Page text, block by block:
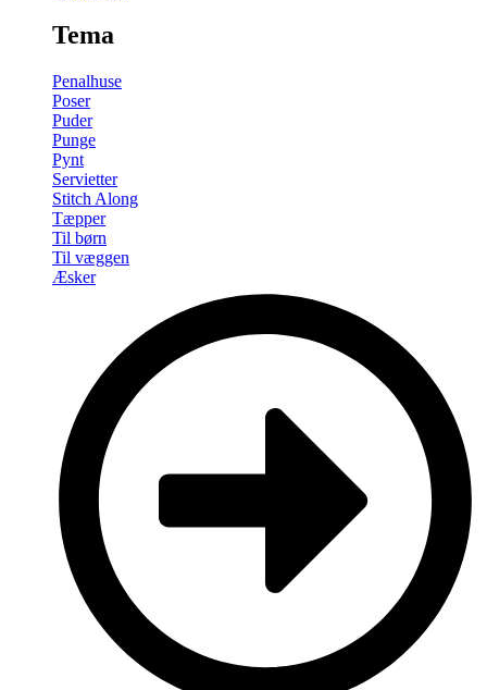
Tema
Penalhuse
Poser
Puder
Punge
Pynt
Servietter
Stitch Along
Tæpper
Til børn
Til væggen
Æsker